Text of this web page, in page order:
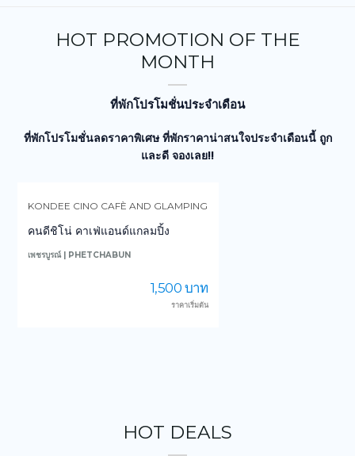
HOT PROMOTION OF THE
MONTH
ที่พักโปรโมชั่นประจำเดือน
ที่พักโปรโมชั่นลดราคาพิเศษ ที่พักราคาน่าสนใจประจำเดือนนี้ ถูก
และดี จองเลย!!
KONDEE CINO CAFÈ AND GLAMPING
คนดีชิโน่ คาเฟ่แอนด์แกลมปิ้ง
เพชรบูรณ์ | PHETCHABUN
1,500 บาท
ราคาเริ่มต้น
HOT DEALS